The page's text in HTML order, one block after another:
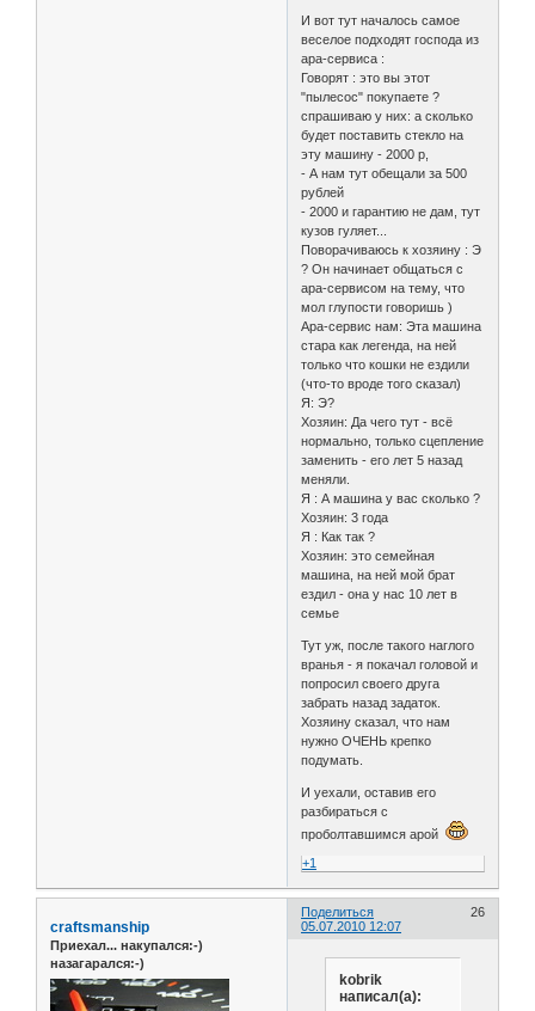
И вот тут началось самое
веселое подходят господа из
ара-сервиса :
Говорят : это вы этот
"пылесос" покупаете ?
спрашиваю у них: а сколько
будет поставить стекло на
эту машину - 2000 р,
- А нам тут обещали за 500
рублей
- 2000 и гарантию не дам, тут
кузов гуляет...
Поворачиваюсь к хозяину : Э
? Он начинает общаться с
ара-сервисом на тему, что
мол глупости говоришь )
Ара-сервис нам: Эта машина
стара как легенда, на ней
только что кошки не ездили
(что-то вроде того сказал)
Я: Э?
Хозяин: Да чего тут - всё
нормально, только сцепление
заменить - его лет 5 назад
меняли.
Я : А машина у вас сколько ?
Хозяин: 3 года
Я : Как так ?
Хозяин: это семейная
машина, на ней мой брат
ездил - она у нас 10 лет в
семье
Тут уж, после такого наглого
вранья - я покачал головой и
попросил своего друга
забрать назад задаток.
Хозяину сказал, что нам
нужно ОЧЕНЬ крепко
подумать.
И уехали, оставив его
разбираться с
проболтавшимся арой
+1
Поделиться
26
05.07.2010 12:07
craftsmanship
Приехал... накупался:-)
назагарался:-)
kobrik
написал(а):